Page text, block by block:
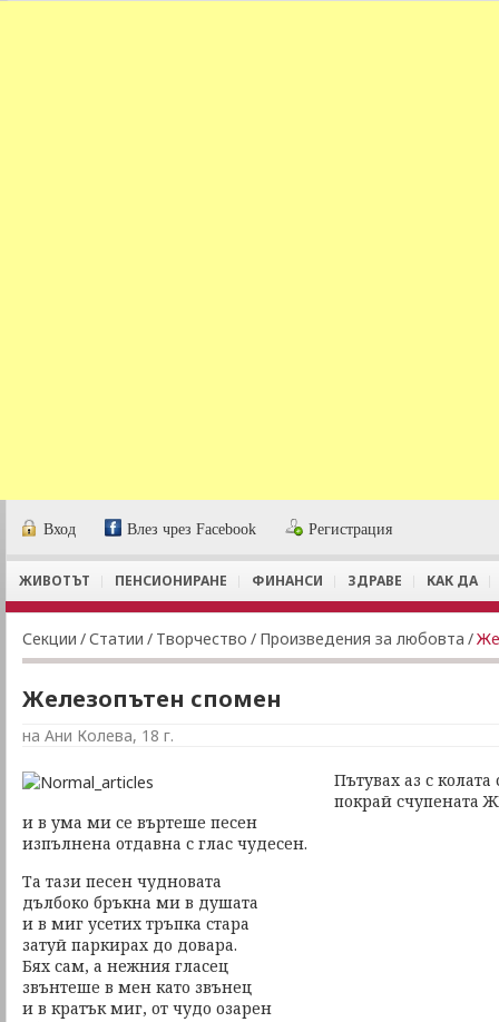
Вход Влез чрез Facebook Регистрация
ЖИВОТЪТ ПЕНСИОНИРАНЕ ФИНАНСИ ЗДРАВЕ КАК ДА
Секции /Статии / Творчество / Произведения за любовта /
Железопътен спомен
на Ани Колева, 18 г.
Пътувах аз с колата
покрай счупената
и в ума ми се въртеше песен
изпълнена отдавна с глас чудесен.
Та тази песен чудновата
дълбоко бръкна ми в душата
и в миг усетих тръпка стара
затуй паркирах до довара.
Бях сам, а нежния гласец
звънтеше в мен като звънец
и в кратък миг, от чудо озарен